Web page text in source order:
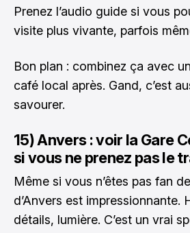
Prenez l’audio guide si vous
visite plus vivante, parfois
Bon plan : combinez ça avec
café local après. Gand, c’est
savourer.
15) Anvers : voir la Gare
si vous ne prenez pas le
Même si vous n’êtes pas fan
d’Anvers est impressionnante.
détails, lumière. C’est un vrai